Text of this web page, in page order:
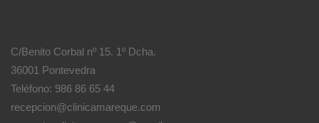
C/Benito Corbal nº 15. 1º Dcha.
36001 Pontevedra
Teléfono: 986 86 65 44
recepcion@clinicamareque.com